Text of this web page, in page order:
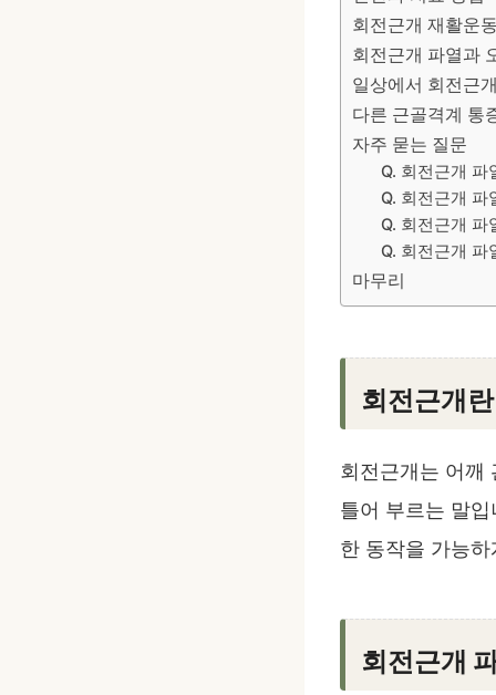
회전근개 재활운
회전근개 파열과
일상에서 회전근
다른 근골격계 통
자주 묻는 질문
Q. 회전근개 파
Q. 회전근개 파
Q. 회전근개 파
Q. 회전근개 파
마무리
회전근개
회전근개는 어깨
틀어 부르는 말
한 동작을 가능
회전근개